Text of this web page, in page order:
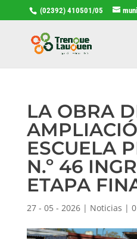
(02392) 410501/05
LA OBRA
ESCUELA
N.º 46
ETAPA
27 - 05 - 2026| Noticias |